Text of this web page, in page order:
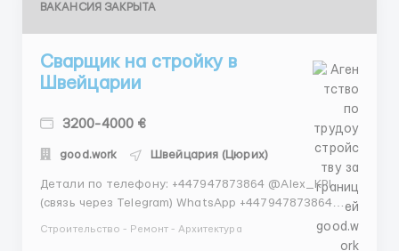
ВАКАНСИЯ ЗАКРЫТА
Сварщик на стройку в
Швейцарии
3200-4000 €
good.work Швейцария (Цюрих)
Детали по телефону: +447947873864 @Alex_KPI
(связь через Telegram) WhatsApp +447947873864
Строительство - Ремонт - Архитектура